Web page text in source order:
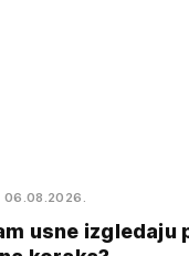
06.08.2026.
usne izgledaju